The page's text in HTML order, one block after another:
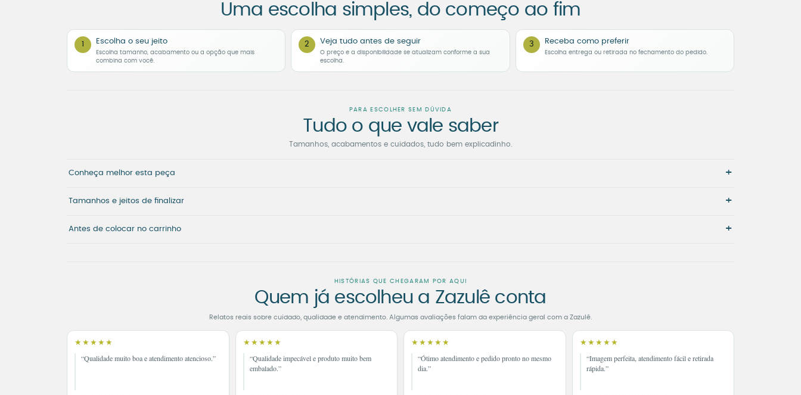
Uma escolha simples, do começo ao fim
1 Escolha o seu jeito
Escolha tamanho, acabamento ou a opção que mais
combina com você.
2 Veja tudo antes de seguir
O preço e a disponibilidade se atualizam conforme a sua
escolha.
3 Receba como preferir
Escolha entrega ou retirada no fechamento do pedido.
PARA ESCOLHER SEM DÚVIDA
Tudo o que vale saber
Tamanhos, acabamentos e cuidados, tudo bem explicadinho.
Conheça melhor esta peça +
Tamanhos e jeitos de finalizar +
Antes de colocar no carrinho +
HISTÓRIAS QUE CHEGARAM POR AQUI
Quem já escolheu a Zazulê conta
Relatos reais sobre cuidado, qualidade e atendimento. Algumas avaliações falam da experiência geral com a Zazulê.
★★★★★
“Qualidade muito boa e atendimento atencioso.”
★★★★★
“Qualidade impecável e produto muito bem
embalado.”
★★★★★
“Ótimo atendimento e pedido pronto no mesmo
dia.”
★★★★★
“Imagem perfeita, atendimento fácil e retirada
rápida.”